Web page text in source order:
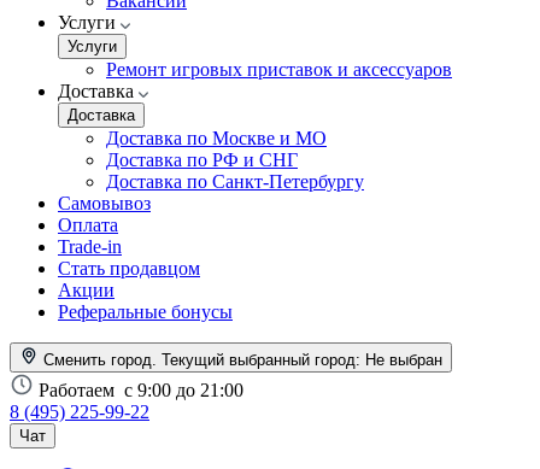
Услуги
Услуги
Ремонт игровых приставок и аксессуаров
Доставка
Доставка
Доставка по Москве и МО
Доставка по РФ и СНГ
Доставка по Санкт-Петербургу
Самовывоз
Оплата
Trade-in
Стать продавцом
Акции
Реферальные бонусы
Сменить город. Текущий выбранный город: Не выбран
Работаем с 9:00 до 21:00
8 (495) 225-99-22
Чат